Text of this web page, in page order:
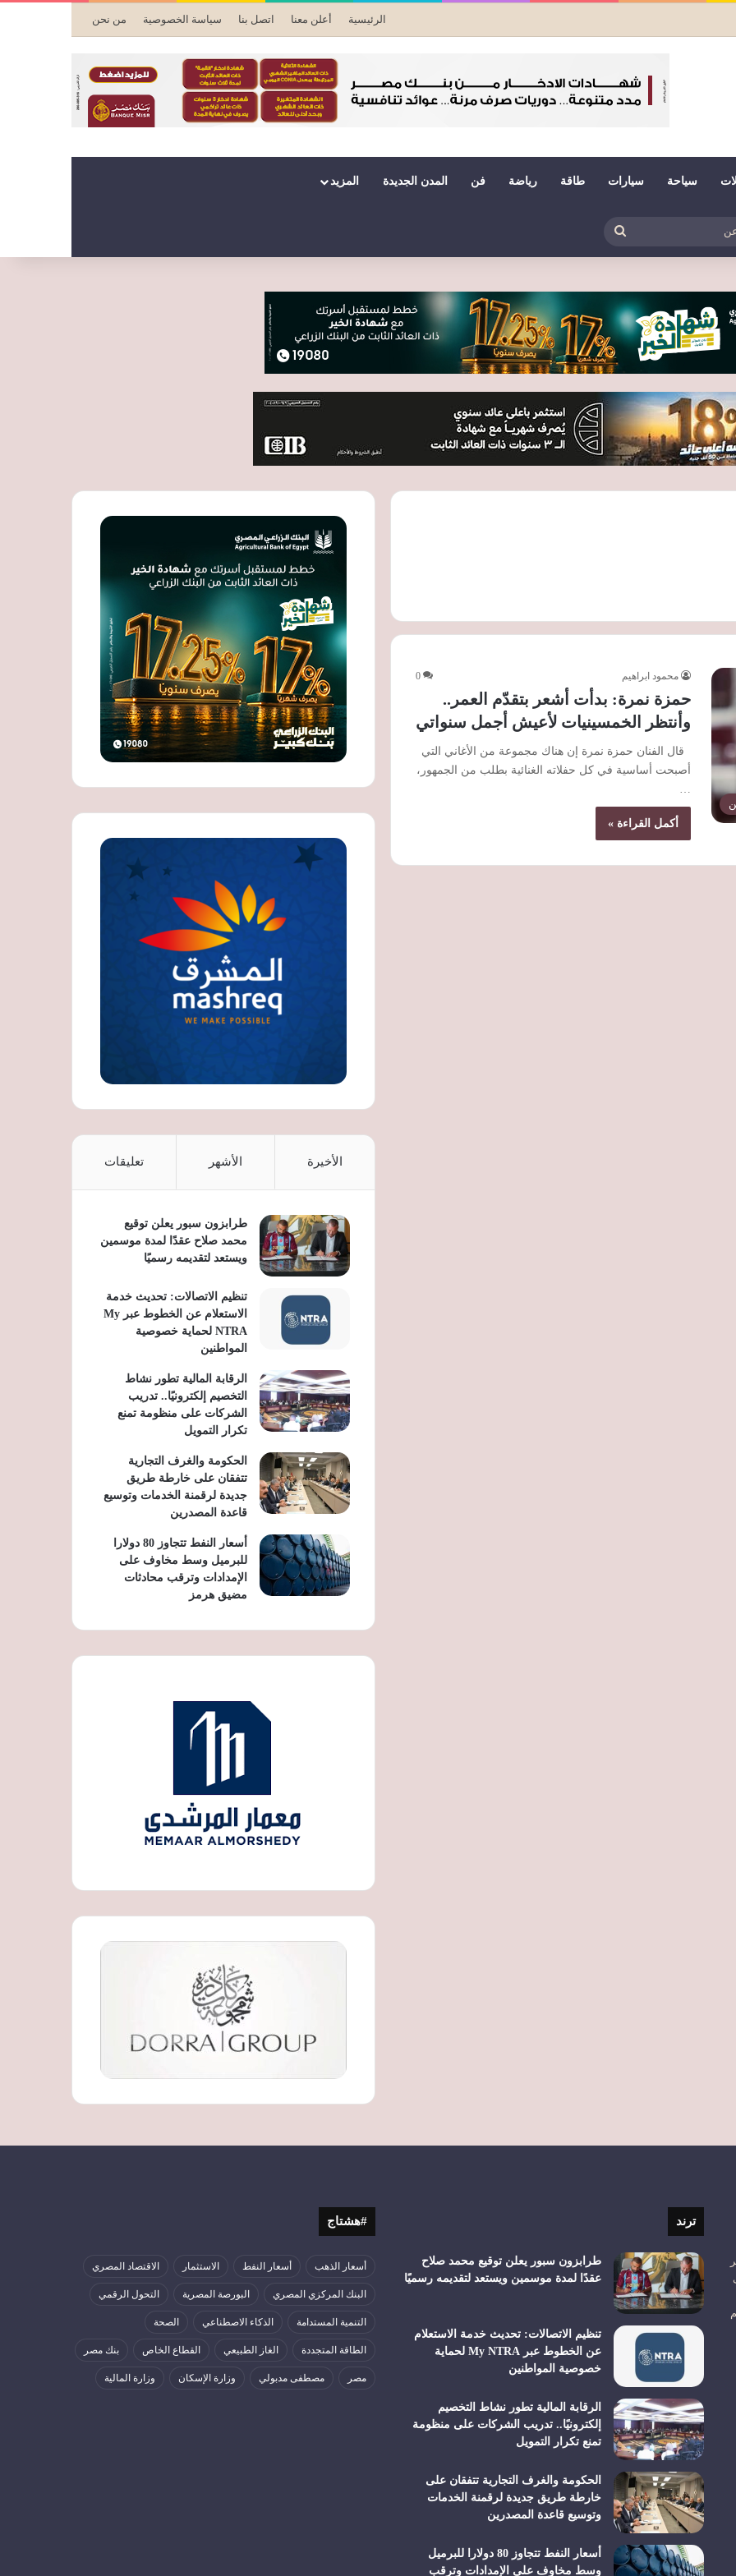
الرئيسية أعلن معنا اتصل بنا سياسة الخصوصية من نحن
سياحة سيارات طاقة رياضة فن المدن الجديدة المزيد
عن
محمود ابراهيم 0
حمزة نمرة: بدأت أشعر بتقدّم العمر..
وأنتظر الخمسينيات لأعيش أجمل سنواتي
قال الفنان حمزة نمرة إن هناك مجموعة من الأغاني التي
أصبحت أساسية في كل حفلاته الغنائية بطلب من الجمهور،
أكمل القراءة »
الأخيرة الأشهر تعليقات
طرابزون سبور يعلن توقيع
محمد صلاح عقدًا لمدة موسمين
ويستعد لتقديمه رسميًا
تنظيم الاتصالات: تحديث خدمة
الاستعلام عن الخطوط عبر My
NTRA لحماية خصوصية
المواطنين
الرقابة المالية تطور نشاط
التخصيم إلكترونيًا.. تدريب
الشركات على منظومة تمنع
تكرار التمويل
الحكومة والغرف التجارية
تتفقان على خارطة طريق
جديدة لرقمنة الخدمات وتوسيع
قاعدة المصدرين
أسعار النفط تتجاوز 80 دولارا
للبرميل وسط مخاوف على
الإمدادات وترقب محادثات
مضيق هرمز
ترند
طرابزون سبور يعلن توقيع محمد صلاح
عقدًا لمدة موسمين ويستعد لتقديمه رسميًا
تنظيم الاتصالات: تحديث خدمة الاستعلام
عن الخطوط عبر My NTRA لحماية
خصوصية المواطنين
الرقابة المالية تطور نشاط التخصيم
إلكترونيًا.. تدريب الشركات على منظومة
تمنع تكرار التمويل
الحكومة والغرف التجارية تتفقان على
خارطة طريق جديدة لرقمنة الخدمات
وتوسيع قاعدة المصدرين
أسعار النفط تتجاوز 80 دولارا للبرميل
وسط مخاوف على الإمدادات وترقب
#هشتاج
أسعار الذهب أسعار النفط الاستثمار الاقتصاد المصري
البنك المركزي المصري البورصة المصرية التحول الرقمي
التنمية المستدامة الذكاء الاصطناعي الصحة
الطاقة المتجددة الغاز الطبيعي القطاع الخاص بنك مصر
مصر مصطفى مدبولي وزارة الإسكان وزارة المالية